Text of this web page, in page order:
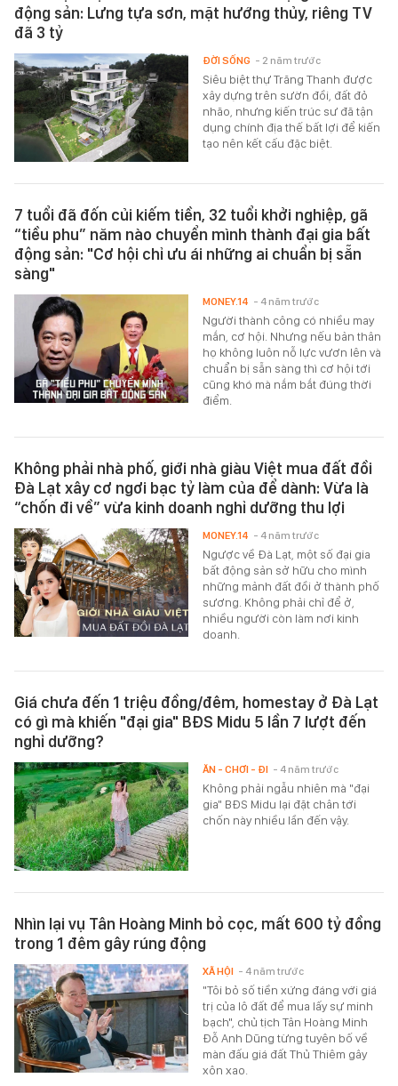
động sản: Lưng tựa sơn, mặt hướng thủy, riêng TV
đã 3 tỷ
Siêu biệt thự Trăng Thanh được
xây dựng trên sườn đồi, đất đỏ
nhão, nhưng kiến trúc sư đã tận
dụng chính địa thế bất lợi để kiến
tạo nên kết cấu đặc biệt.
ĐỜI SỐNG - 2 năm trước
7 tuổi đã đốn củi kiếm tiền, 32 tuổi khởi nghiệp, gã
“tiều phu” năm nào chuyển mình thành đại gia bất
động sản: "Cơ hội chỉ ưu ái những ai chuẩn bị sẵn
sàng"
Người thành công có nhiều may
mắn, cơ hội. Nhưng nếu bản thân
họ không luôn nỗ lực vươn lên và
chuẩn bị sẵn sàng thì cơ hội tới
cũng khó mà nắm bắt đúng thời
điểm.
MONEY.14 - 4 năm trước
Không phải nhà phố, giới nhà giàu Việt mua đất đồi
Đà Lạt xây cơ ngơi bạc tỷ làm của để dành: Vừa là
“chốn đi về” vừa kinh doanh nghỉ dưỡng thu lợi
Ngược về Đà Lạt, một số đại gia
bất động sản sở hữu cho mình
những mảnh đất đồi ở thành phố
sương. Không phải chỉ để ở,
nhiều người còn làm nơi kinh
doanh.
MONEY.14 - 4 năm trước
Giá chưa đến 1 triệu đồng/đêm, homestay ở Đà Lạt
có gì mà khiến "đại gia" BĐS Midu 5 lần 7 lượt đến
nghỉ dưỡng?
Không phải ngẫu nhiên mà "đại
gia" BĐS Midu lại đặt chân tới
chốn này nhiều lần đến vậy.
ĂN - CHƠI - ĐI - 4 năm trước
Nhìn lại vụ Tân Hoàng Minh bỏ cọc, mất 600 tỷ đồng
trong 1 đêm gây rúng động
"Tôi bỏ số tiền xứng đáng với giá
trị của lô đất để mua lấy sự minh
bạch", chủ tịch Tân Hoàng Minh
Đỗ Anh Dũng từng tuyên bố về
màn đấu giá đất Thủ Thiêm gây
xôn xao.
XÃ HỘI - 4 năm trước